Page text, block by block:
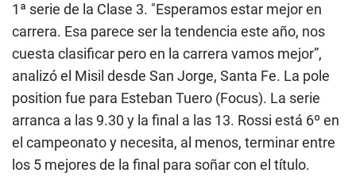
1ª serie de la Clase 3. "Esperamos estar mejor en
carrera. Esa parece ser la tendencia este año, nos
cuesta clasificar pero en la carrera vamos mejor”,
analizó el Misil desde San Jorge, Santa Fe. La pole
position fue para Esteban Tuero (Focus). La serie
arranca a las 9.30 y la final a las 13. Rossi está 6º en
el campeonato y necesita, al menos, terminar entre
los 5 mejores de la final para soñar con el título.